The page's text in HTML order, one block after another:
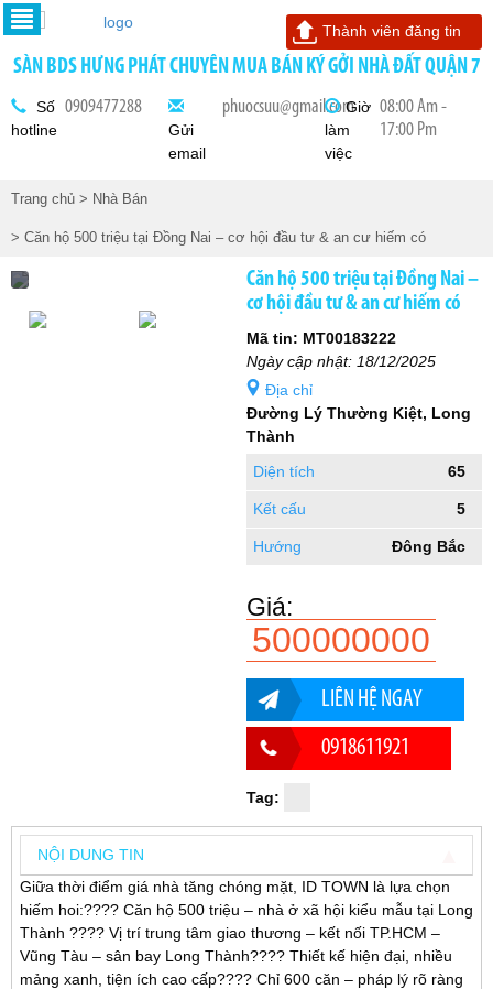
SÀN BDS HƯNG PHÁT CHUYÊN MUA BÁN KÝ GỞI NHÀ ĐẤT QUẬN 7
Số
hotline
0909477288
Gửi
email
phuocsuu@gmail.comGiờ
làm
việc
08:00 Am -
17:00 Pm
Thành viên đăng tin
Trang chủ > Nhà Bán
> Căn hộ 500 triệu tại Đồng Nai – cơ hội đầu tư & an cư hiếm có
Căn hộ 500 triệu tại Đồng Nai –
cơ hội đầu tư & an cư hiếm có
Mã tin: MT00183222
Ngày cập nhật: 18/12/2025
Địa chỉ
Đường Lý Thường Kiệt, Long
Thành
Diện tích
65
Kết cấu 5
Hướng Đông Bắc
Giá:
500000000
LIÊN HỆ NGAY
0918611921
Tag:
NỘI DUNG TIN
Giữa thời điểm giá nhà tăng chóng mặt, ID TOWN là lựa chọn
hiếm hoi:???? Căn hộ 500 triệu – nhà ở xã hội kiểu mẫu tại Long
Thành ???? Vị trí trung tâm giao thương – kết nối TP.HCM –
Vũng Tàu – sân bay Long Thành???? Thiết kế hiện đại, nhiều
mảng xanh, tiện ích cao cấp???? Chỉ 600 căn – pháp lý rõ ràng